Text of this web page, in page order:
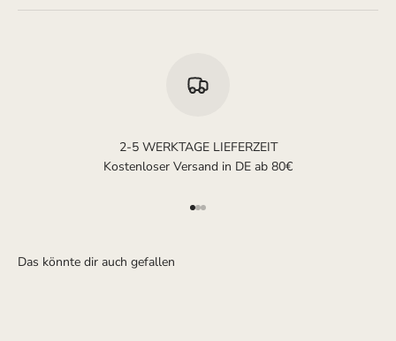
2-5 WERKTAGE LIEFERZEIT
Kostenloser Versand in DE ab 80€